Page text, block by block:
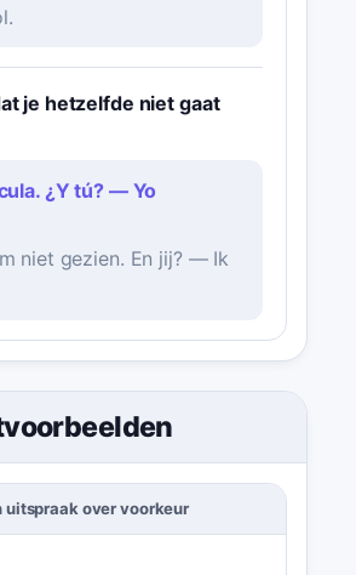
je hetzelfde niet gaat
¿Y tú? — Yo
niet gezien. En jij? — Ik
uitspraak over voorkeur